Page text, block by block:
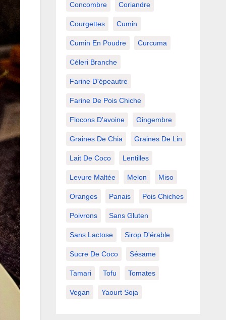
Concombre Coriandre
Courgettes Cumin
Cumin En Poudre Curcuma
Céleri Branche
Farine D'épeautre
Farine De Pois Chiche
Flocons D'avoine Gingembre
Graines De Chia Graines De Lin
Lait De Coco Lentilles
Levure Maltée Melon Miso
Oranges Panais Pois Chiches
Poivrons Sans Gluten
Sans Lactose Sirop D'érable
Sucre De Coco Sésame
Tamari Tofu Tomates
Vegan Yaourt Soja